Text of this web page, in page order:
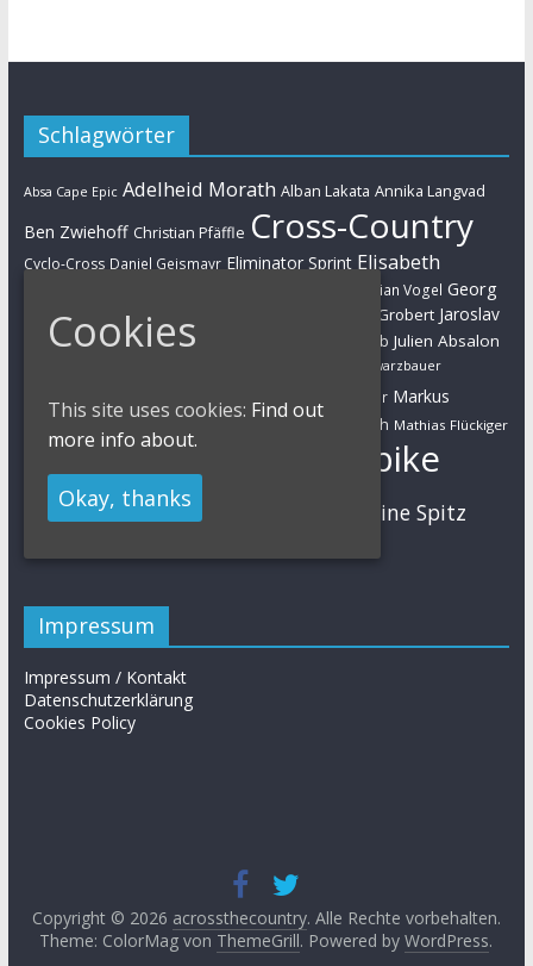
Schlagwörter
Absa Cape Epic Adelheid Morath Alban Lakata Annika Langvad
Ben Zwiehoff Christian Pfäffle Cross-Country
Cyclo-Cross Daniel Geismayr Eliminator Sprint Elisabeth
Florian Vogel Georg
Egger
Gunn-Rita Dahle-Flesjaa Helen Grobert Jaroslav
Kulhavy Jochen Käß Jolanda Neff Julian Schelb Julien Absalon
Luca Schwarzbauer
Markus Bauer Markus
Kaufmann Markus Schulte-Lünzum Martin Gluth Mathias Flückiger
Mountainbike
MTB Nadine Rieder Sabine Spitz
Impressum
Impressum / Kontakt
Datenschutzerklärung
Cookies Policy
Copyright © 2026 acrossthecountry. Alle Rechte vorbehalten.
Theme: ColorMag von ThemeGrill. Powered byWordPress.
Cookies
This site uses cookies: Find out
more info about.
Okay, thanks